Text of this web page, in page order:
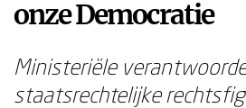
onze Democratie
Ministeriële
staatsrechtelijke